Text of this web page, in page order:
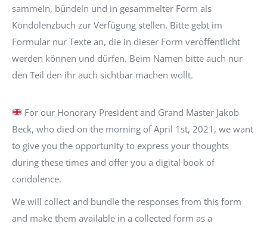
sammeln, bündeln und in gesammelter Form als
Kondolenzbuch zur Verfügung stellen. Bitte gebt im
Formular nur Texte an, die in dieser Form veröffentlicht
werden können und dürfen. Beim Namen bitte auch nur
den Teil den ihr auch sichtbar machen wollt.
For our Honorary President and Grand Master Jakob
Beck, who died on the morning of April 1st, 2021, we want
to give you the opportunity to express your thoughts
during these times and offer you a digital book of
condolence.
We will collect and bundle the responses from this form
and make them available in a collected form as a